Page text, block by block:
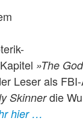
»The
Leser als
Skinnerdie
hier …